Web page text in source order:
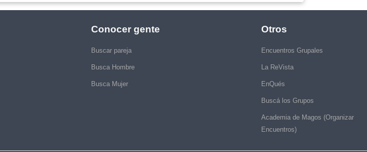
Conocer gente
Buscar pareja
Busca Hombre
Busca Mujer
Otros
Encuentros Grupales
La ReVista
EnQués
Buscá los Grupos
Academia de Magos (Organizar
Encuentros)